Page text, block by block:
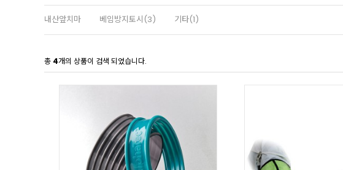
내산앞치마 베임방지토시(3) 기타(1)
총 4개의 상품이 검색 되었습니다.